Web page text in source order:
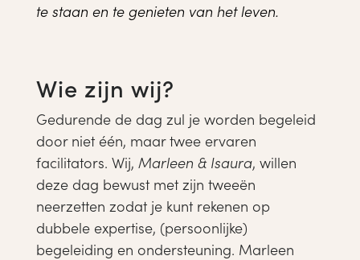
te staan en te genieten van het leven.
Wie zijn wij?
Gedurende de dag zul je worden begeleid
door niet één, maar twee ervaren
facilitators. Wij, Marleen & Isaura, willen
deze dag bewust met zijn tweeën
neerzetten zodat je kunt rekenen op
dubbele expertise, (persoonlijke)
begeleiding en ondersteuning. Marleen